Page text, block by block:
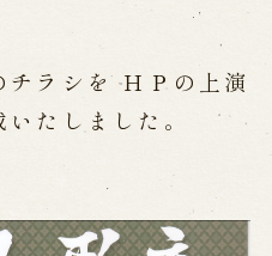
中の公演
ラシを ＨＰの上演
たしました。